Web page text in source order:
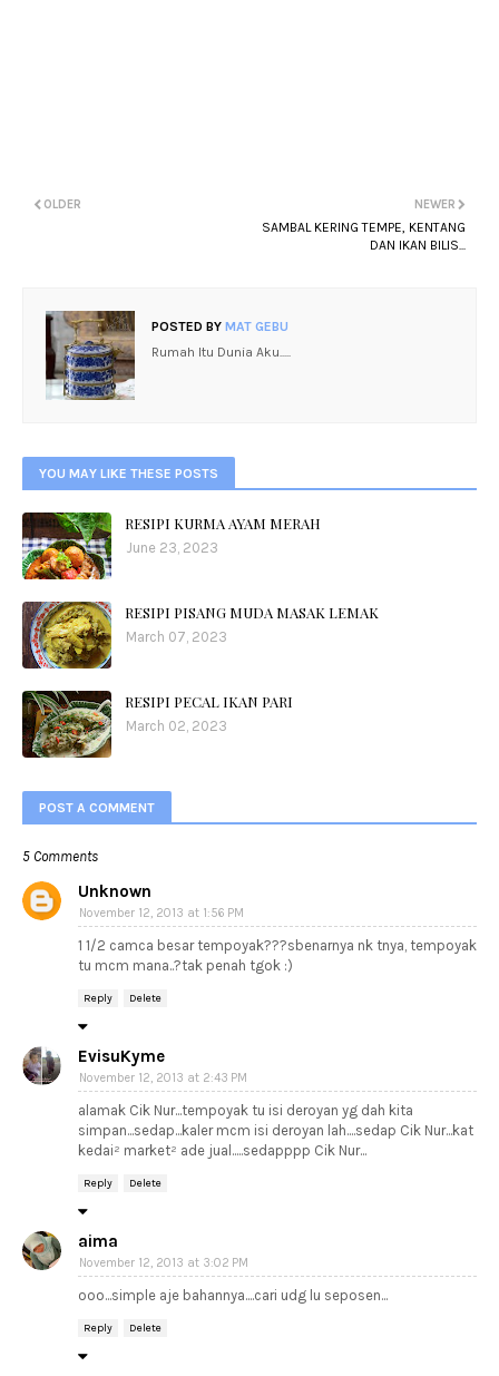
NEWER
SAMBAL KERING TEMPE, KENTANG
DAN IKAN BILIS...
OLDER
POSTED BY MAT GEBU
Rumah Itu Dunia Aku.....
YOU MAY LIKE THESE POSTS
RESIPI KURMA AYAM MERAH
June 23, 2023
RESIPI PISANG MUDA MASAK LEMAK
March 07, 2023
RESIPI PECAL IKAN PARI
March 02, 2023
POST A COMMENT
5 Comments
Unknown
November 12, 2013 at 1:56 PM
1 1/2 camca besar tempoyak???sbenarnya nk tnya, tempoyak
tu mcm mana..?tak penah tgok :)
Reply Delete
EvisuKyme
November 12, 2013 at 2:43 PM
alamak Cik Nur...tempoyak tu isi deroyan yg dah kita
simpan...sedap...kaler mcm isi deroyan lah....sedap Cik Nur...kat
kedai² market² ade jual.....sedapppp Cik Nur...
Reply Delete
aima
November 12, 2013 at 3:02 PM
ooo...simple aje bahannya....cari udg lu seposen...
Reply Delete